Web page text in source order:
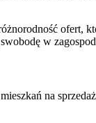
ofert,
w
na